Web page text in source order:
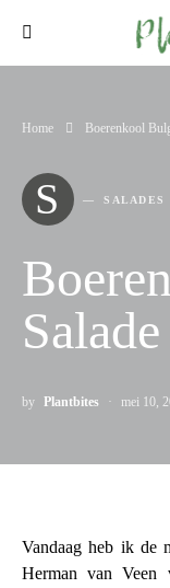
Home Boerenkool
S SALADES
Salade
by Plantbites mei 10,
Vandaag heb ik de
Herman van